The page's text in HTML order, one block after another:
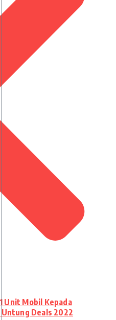
Unit Mobil Kepada
Deals 2022